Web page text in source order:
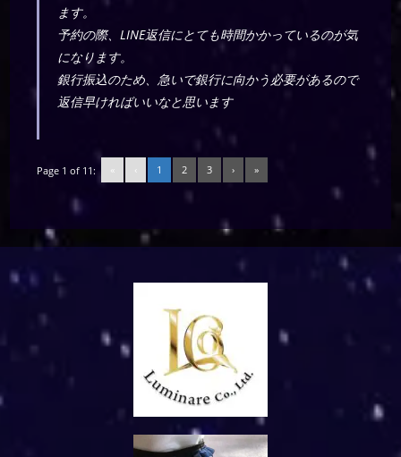
ます。
予約の際、LINE返信にとても時間かかっているのが気
になります。
銀行振込のため、急いで銀行に向かう必要があるので
返信早ければいいなと思います
Page 1 of 11: « ‹ 1 2 3 › »